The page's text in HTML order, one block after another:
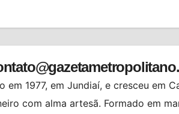
em 1977, em Jundiaí, e cresceu em
com alma artesã. Formado em